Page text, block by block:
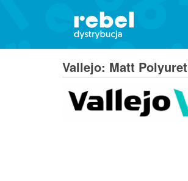
Vallejo: Matt